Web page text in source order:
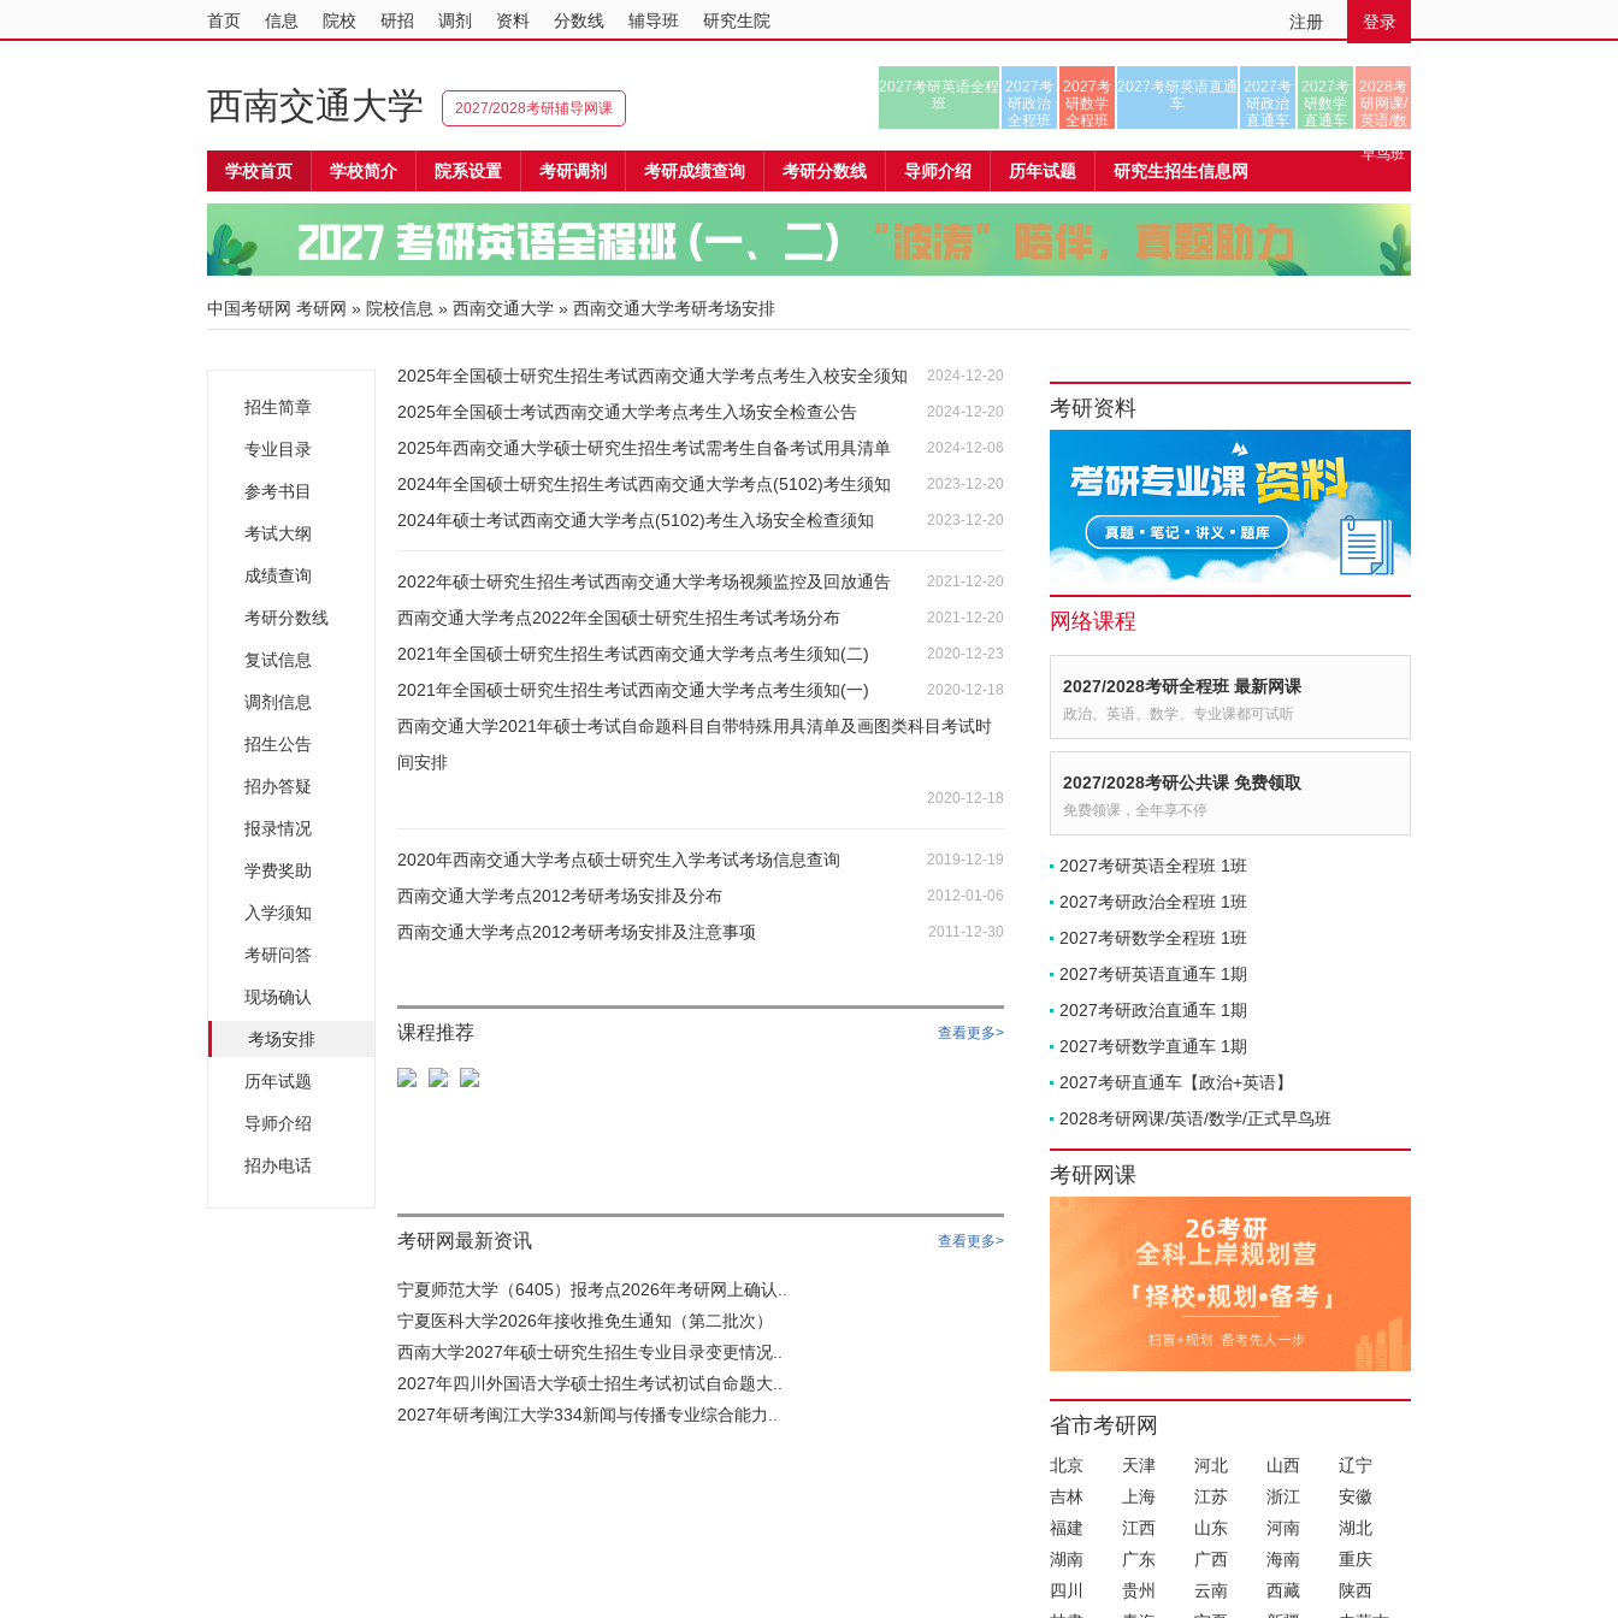
首页 信息 院校 研招 调剂 资料 分数线 辅导班 研究生院 注册 登录
西南交通大学 2027/2028考研辅导网课
2027考研英语全程
班
2027考
研政治
全程班
2027考
研数学
全程班
2027考研英语直通
车
2027考
研政治
直通车
2027考
研数学
直通车
2028考
研网课/
英语/数
早鸟班
学校首页 学校简介 院系设置 考研调剂 考研成绩查询 考研分数线 导师介绍 历年试题 研究生招生信息网
中国考研网 考研网 » 院校信息 » 西南交通大学 » 西南交通大学考研考场安排
招生简章
专业目录
参考书目
考试大纲
成绩查询
考研分数线
复试信息
调剂信息
招生公告
招办答疑
报录情况
学费奖助
入学须知
考研问答
现场确认
考场安排
历年试题
导师介绍
招办电话
2025年全国硕士研究生招生考试西南交通大学考点考生入校安全须知 2024-12-20
2025年全国硕士考试西南交通大学考点考生入场安全检查公告 2024-12-20
2025年西南交通大学硕士研究生招生考试需考生自备考试用具清单 2024-12-06
2024年全国硕士研究生招生考试西南交通大学考点(5102)考生须知 2023-12-20
2024年硕士考试西南交通大学考点(5102)考生入场安全检查须知 2023-12-20
2022年硕士研究生招生考试西南交通大学考场视频监控及回放通告 2021-12-20
西南交通大学考点2022年全国硕士研究生招生考试考场分布 2021-12-20
2021年全国硕士研究生招生考试西南交通大学考点考生须知(二) 2020-12-23
2021年全国硕士研究生招生考试西南交通大学考点考生须知(一) 2020-12-18
西南交通大学2021年硕士考试自命题科目自带特殊用具清单及画图类科目考试时
间安排
2020-12-18
2020年西南交通大学考点硕士研究生入学考试考场信息查询 2019-12-19
西南交通大学考点2012考研考场安排及分布 2012-01-06
西南交通大学考点2012考研考场安排及注意事项 2011-12-30
课程推荐 查看更多>
考研网最新资讯 查看更多>
宁夏师范大学（6405）报考点2026年考研网上确认..
宁夏医科大学2026年接收推免生通知（第二批次）
西南大学2027年硕士研究生招生专业目录变更情况..
2027年四川外国语大学硕士招生考试初试自命题大..
2027年研考闽江大学334新闻与传播专业综合能力..
考研资料
网络课程
2027/2028考研全程班 最新网课
政治、英语、数学、专业课都可试听
2027/2028考研公共课 免费领取
免费领课，全年享不停
2027考研英语全程班 1班
2027考研政治全程班 1班
2027考研数学全程班 1班
2027考研英语直通车 1期
2027考研政治直通车 1期
2027考研数学直通车 1期
2027考研直通车【政治+英语】
2028考研网课/英语/数学/正式早鸟班
考研网课
省市考研网
北京 天津 河北 山西
辽宁
吉林
上海 江苏 浙江
安徽
福建
江西 山东 河南
湖北
湖南
广东 广西 海南
重庆
四川
贵州 云南 西藏
陕西